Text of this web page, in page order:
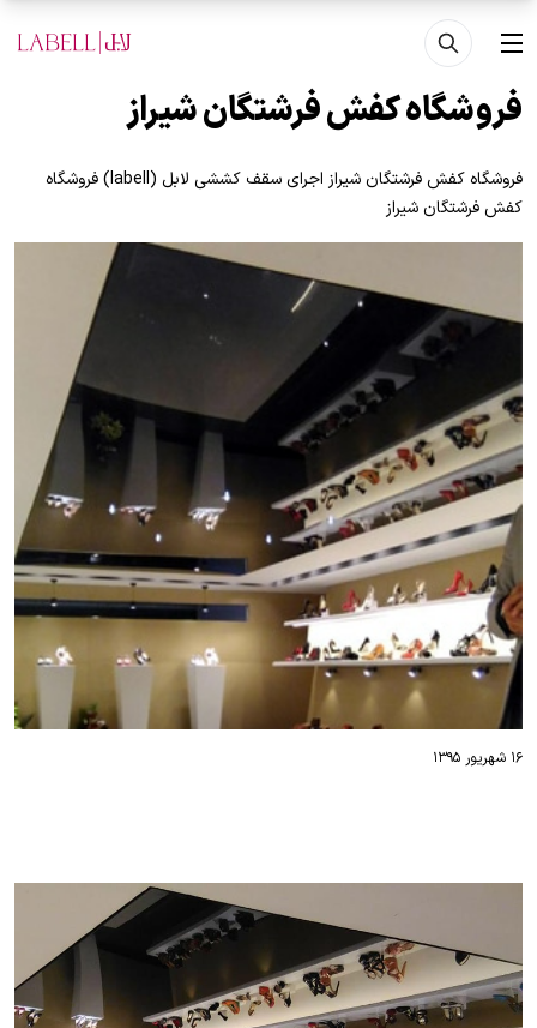
رفتن به محتوای اصلی
منو
فروشگاه کفش فرشتگان شیراز
فروشگاه کفش فرشتگان شیراز اجرای سقف کششی لابل (labell) فروشگاه
کفش فرشتگان شیراز
۱۶ شهریور ۱۳۹۵